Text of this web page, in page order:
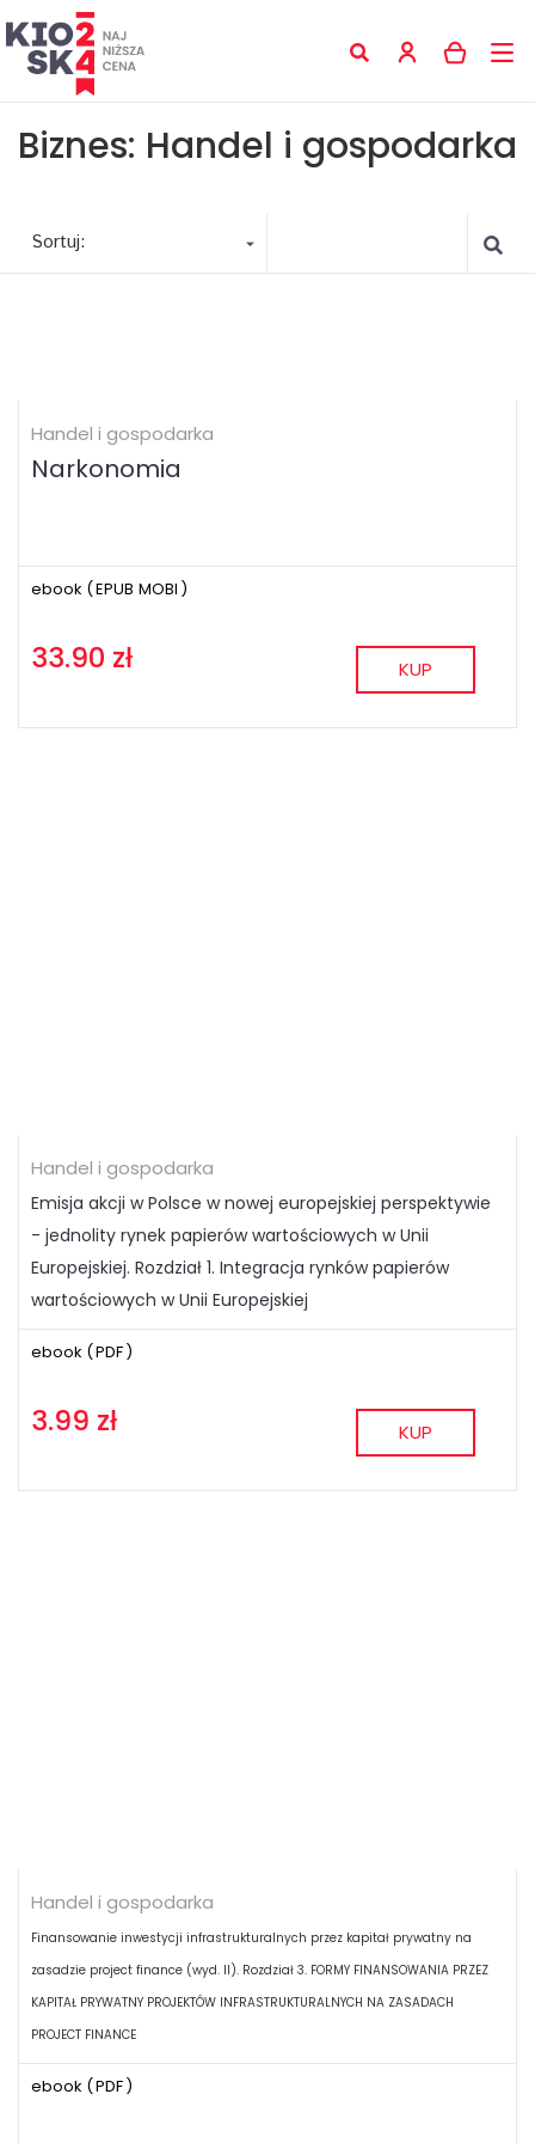
Biznes: Handel i gospodarka
Sortuj:
Handel i gospodarka
Narkonomia
ebook (EPUB MOBI )
33.90 zł KUP
Handel i gospodarka
Emisja akcji w Polsce w nowej europejskiej perspektywie
- jednolity rynek papierów wartościowych w Unii
Europejskiej. Rozdział 1. Integracja rynków papierów
wartościowych w Unii Europejskiej
ebook (PDF)
3.99 zł KUP
Handel i gospodarka
Finansowanie inwestycji infrastrukturalnych przez kapitał prywatny na
zasadzie project finance (wyd. II). Rozdział 3. FORMY FINANSOWANIA PRZEZ
KAPITAŁ PRYWATNY PROJEKTÓW INFRASTRUKTURALNYCH NA ZASADACH
PROJECT FINANCE
ebook (PDF)